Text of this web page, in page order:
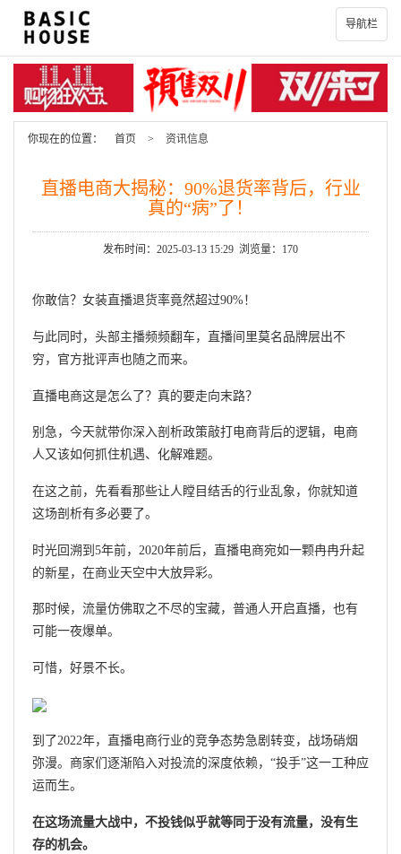
导航栏
你现在的位置： 首页 > 资讯信息
直播电商大揭秘：90%退货率背后，行业
真的“病”了！
发布时间：2025-03-13 15:29 浏览量：170
你敢信？女装直播退货率竟然超过90%！
与此同时，头部主播频频翻车，直播间里莫名品牌层出不
穷，官方批评声也随之而来。
直播电商这是怎么了？真的要走向末路？
别急，今天就带你深入剖析政策敲打电商背后的逻辑，电商
人又该如何抓住机遇、化解难题。
在这之前，先看看那些让人瞠目结舌的行业乱象，你就知道
这场剖析有多必要了。
时光回溯到5年前，2020年前后，直播电商宛如一颗冉冉升起
的新星，在商业天空中大放异彩。
那时候，流量仿佛取之不尽的宝藏，普通人开启直播，也有
可能一夜爆单。
可惜，好景不长。
到了2022年，直播电商行业的竞争态势急剧转变，战场硝烟
弥漫。商家们逐渐陷入对投流的深度依赖，“投手”这一工种应
运而生。
在这场流量大战中，不投钱似乎就等同于没有流量，没有生
存的机会。